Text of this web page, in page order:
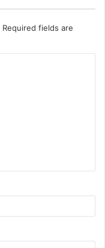
Required fields are